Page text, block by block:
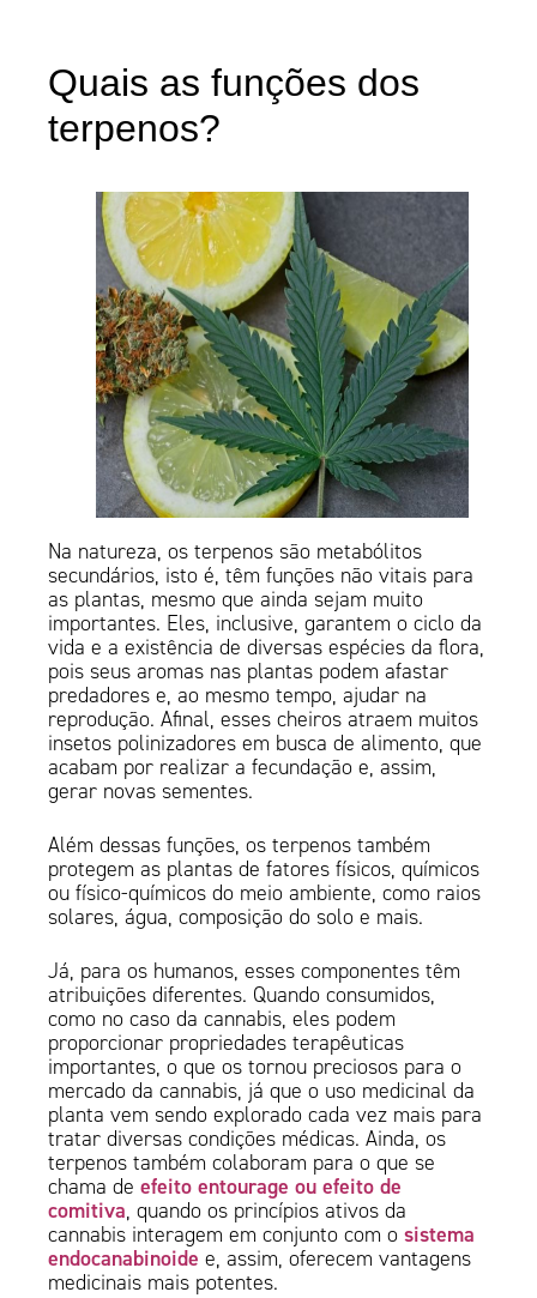
Quais as funções dos
terpenos?
Na natureza, os terpenos são metabólitos
secundários, isto é, têm funções não vitais para
as plantas, mesmo que ainda sejam muito
importantes. Eles, inclusive, garantem o ciclo da
vida e a existência de diversas espécies da flora,
pois seus aromas nas plantas podem afastar
predadores e, ao mesmo tempo, ajudar na
reprodução. Afinal, esses cheiros atraem muitos
insetos polinizadores em busca de alimento, que
acabam por realizar a fecundação e, assim,
gerar novas sementes.
Além dessas funções, os terpenos também
protegem as plantas de fatores físicos, químicos
ou físico-químicos do meio ambiente, como raios
solares, água, composição do solo e mais.
Já, para os humanos, esses componentes têm
atribuições diferentes. Quando consumidos,
como no caso da cannabis, eles podem
proporcionar propriedades terapêuticas
importantes, o que os tornou preciosos para o
mercado da cannabis, já que o uso medicinal da
planta vem sendo explorado cada vez mais para
tratar diversas condições médicas. Ainda, os
terpenos também colaboram para o que se
chama deefeito entourage ou efeito de
comitiva, quando os princípios ativos da
cannabis interagem em conjunto com osistema
endocanabinoide e, assim, oferecem vantagens
medicinais mais potentes.